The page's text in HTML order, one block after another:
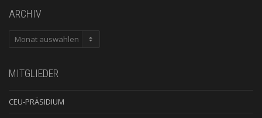
ARCHIV
ARCHIV
MITGLIEDER
CEU-PRÄSIDIUM